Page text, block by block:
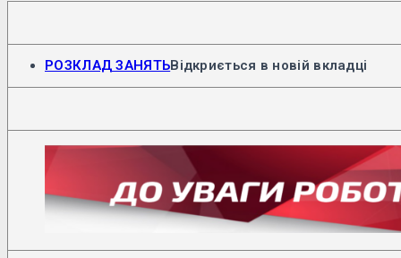
РОЗКЛАД ЗАНЯТЬВідкриється в новій вкладці